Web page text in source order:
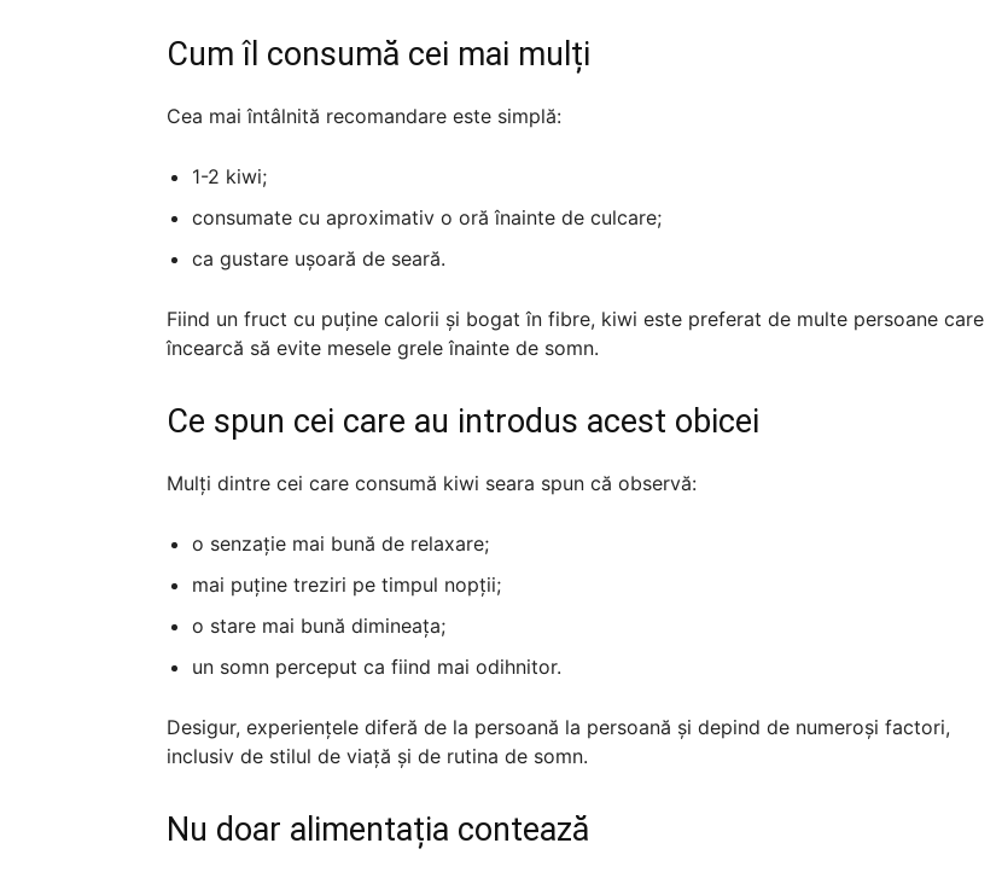
Cum îl consumă cei mai mulți
Cea mai întâlnită recomandare este simplă:
1-2 kiwi;
consumate cu aproximativ o oră înainte de culcare;
ca gustare ușoară de seară.
Fiind un fruct cu puține calorii și bogat în fibre, kiwi este preferat de multe persoane care
încearcă să evite mesele grele înainte de somn.
Ce spun cei care au introdus acest obicei
Mulți dintre cei care consumă kiwi seara spun că observă:
o senzație mai bună de relaxare;
mai puține treziri pe timpul nopții;
o stare mai bună dimineața;
un somn perceput ca fiind mai odihnitor.
Desigur, experiențele diferă de la persoană la persoană și depind de numeroși factori,
inclusiv de stilul de viață și de rutina de somn.
Nu doar alimentația contează